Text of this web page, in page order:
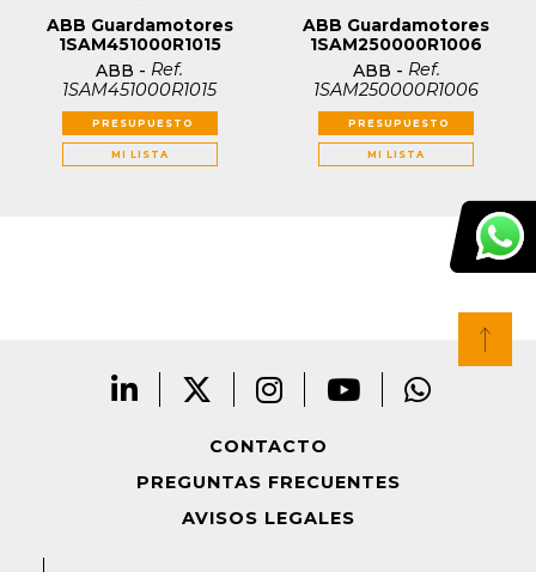
ABB Guardamotores
1SAM451000R1015
ABB - Ref.
1SAM451000R1015
PRESUPUESTO
MI LISTA
ABB Guardamotores
1SAM250000R1006
ABB - Ref.
1SAM250000R1006
PRESUPUESTO
MI LISTA
CONTACTO
PREGUNTAS FRECUENTES
AVISOS LEGALES